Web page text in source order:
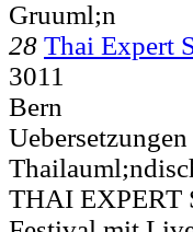
Gruuml;n
28 Thai Expert
3011
Bern
THAI